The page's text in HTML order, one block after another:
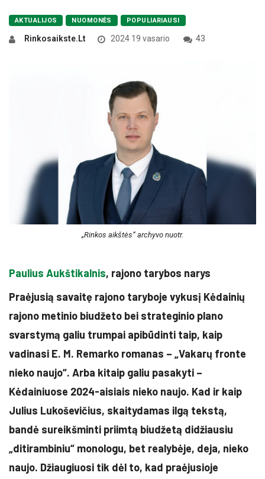
AKTUALIJOS NUOMONĖS POPULIARIAUSI
Rinkosaikste.lt 2024 19 vasario 43
„Rinkos aikštės“ archyvo nuotr.
Paulius Aukštikalnis, rajono tarybos narys
Praėjusią savaitę rajono taryboje vykusį Kėdainių
rajono metinio biudžeto bei strateginio plano
svarstymą galiu trumpai apibūdinti taip, kaip
vadinasi E. M. Remarko romanas – „Vakarų fronte
nieko naujo“. Arba kitaip galiu pasakyti –
Kėdainiuose 2024-aisiais nieko naujo. Kad ir kaip
Julius Lukoševičius, skaitydamas ilgą tekstą,
bandė sureikšminti priimtą biudžetą didžiausiu
„ditirambiniu“ monologu, bet realybėje, deja, nieko
naujo. Džiaugiuosi tik dėl to, kad praėjusioje